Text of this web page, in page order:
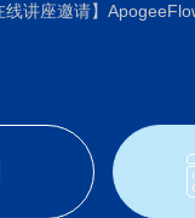
线讲座邀请】